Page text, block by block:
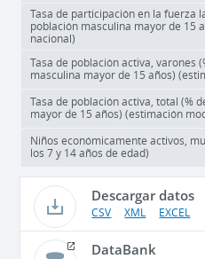
Tasa de participación en la fuerza
población masculina mayor de 15
nacional)
Tasa de población activa, varones
masculina mayor de 15 años)
Tasa de población activa, total (%
mayor de 15 años) (estimación
Niños económicamente activos,
los 7 y 14 años de edad)
Descargar datos
CSV XML EXCEL
DataBank